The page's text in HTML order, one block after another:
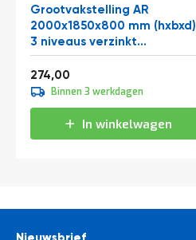
Grootvakstelling AR
2000x1850x800 mm (hxbxd)
3 niveaus verzinkt
beginsectie
Vanaf
274,00
Binnen 3 werkdagen
In winkelwagen
Nieuwsbrief